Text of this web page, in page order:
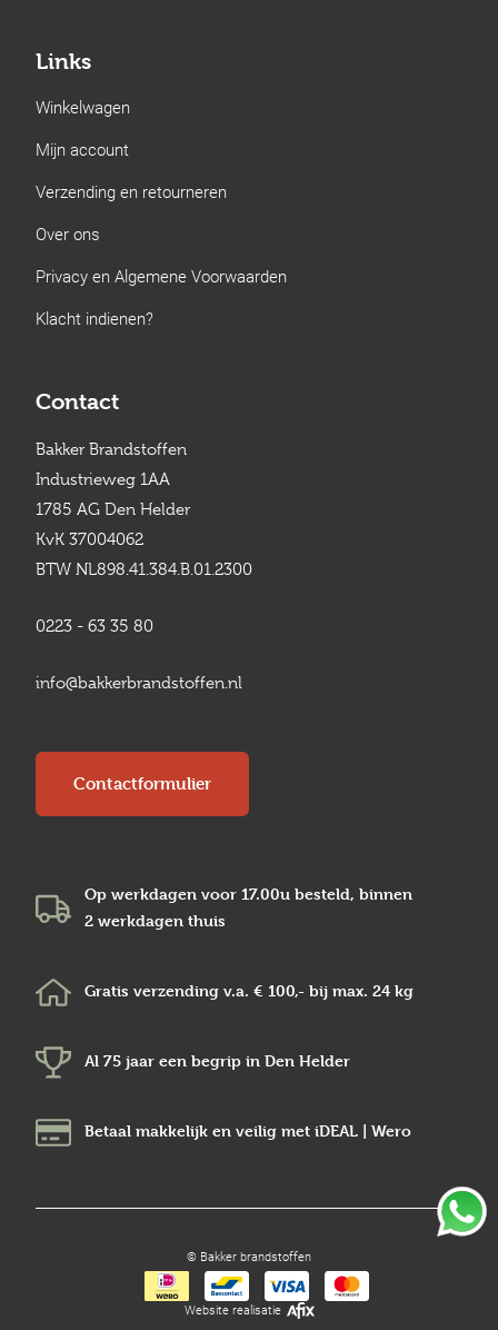
Links
Winkelwagen
Mijn account
Verzending en retourneren
Over ons
Privacy en Algemene Voorwaarden
Klacht indienen?
Contact
Bakker Brandstoffen
Industrieweg 1AA
1785 AG Den Helder
KvK 37004062
BTW NL898.41.384.B.01.2300
0223 - 63 35 80
info@bakkerbrandstoffen.nl
Contactformulier
Op werkdagen voor 17.00u besteld, binnen
2 werkdagen thuis
Gratis verzending v.a. € 100,- bij max. 24 kg
Al 75 jaar een begrip in Den Helder
Betaal makkelijk en veilig met iDEAL | Wero
© Bakker brandstoffen
Website realisatie